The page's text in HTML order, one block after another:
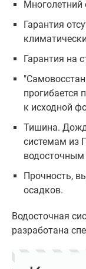
Многолетний
Гарантия
Гарантия на
прогибается
к исходной
Тишина.
системам из
водосточным
Прочность,
осадков.
Водосточная
разработана